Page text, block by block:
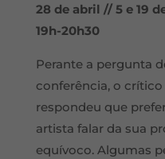
28 de abril // 5 e 19
19h-20h30
Perante a pergunta
conferência, o
respondeu que
artista falar da sua
equívoco. Algumas